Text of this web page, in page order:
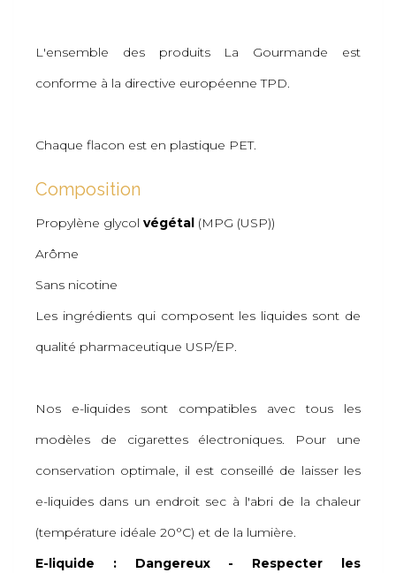
L'ensemble des produits La Gourmande est
conforme à la directive européenne TPD.
Chaque flacon est en plastique PET.
Composition
Propylène glycol végétal (MPG (USP))
Arôme
Sans nicotine
Les ingrédients qui composent les liquides sont de
qualité pharmaceutique USP/EP.
Nos e-liquides sont compatibles avec tous les
modèles de cigarettes électroniques. Pour une
conservation optimale, il est conseillé de laisser les
e-liquides dans un endroit sec à l'abri de la chaleur
(température idéale 20°C) et de la lumière.
E-liquide : Dangereux - Respecter les